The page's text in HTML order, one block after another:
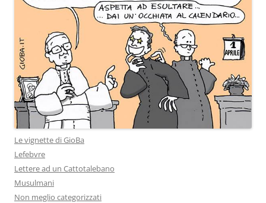
Le vignette di GioBa
Lefebvre
Lettere ad un Cattotalebano
Musulmani
Non meglio categorizzati